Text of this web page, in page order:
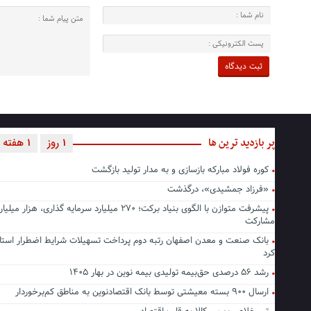
پر بازدید ترین ها 1 هفته 1 روز
کوره فولاد مبارکه بازسازی و به مدار تولید بازگشت
«فرزاد جمشیدی»، درگذشت
پیشرفت متوازن با الگوی بنیاد برکت؛ ۲۷۰ میلیارد سرمایه گذاری،
مشارکت
بانک صنعت و معدن اصفهان رتبه دوم پرداخت تسهیلات شرایط اضطرار
کرد
رشد ۵۶ درصدی حق‌بیمه تولیدی بیمه نوین در بهار ۱۴۰۵
ارسال ۹۰۰ بسته معیشتی توسط بانک اقتصادنوین به مناطق کم‌برخوردار